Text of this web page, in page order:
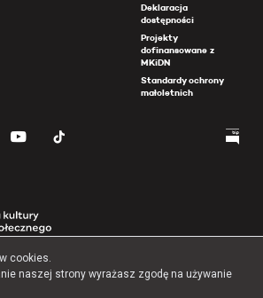
Deklaracja
dostępności
Projekty
dofinansowane z
MKiDN
Standardy ochrony
małoletnich
cookies.
naszej strony wyrażasz zgodę na używanie